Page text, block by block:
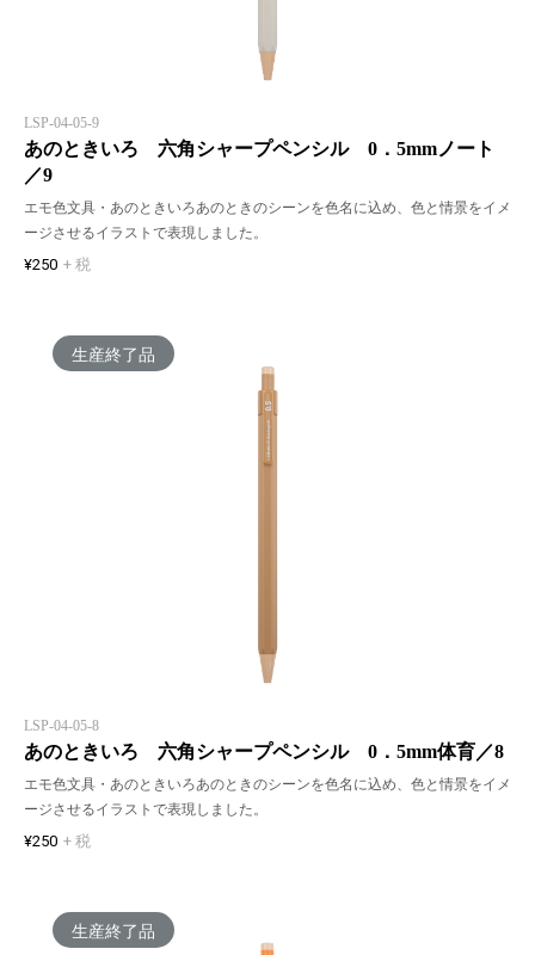
LSP-04-05-9
あのときいろ 六角シャープペンシル 0．5mmノート
／9
エモ色文具・あのときいろあのときのシーンを色名に込め、色と情景をイメ
ージさせるイラストで表現しました。
¥250 + 税
生産終了品
LSP-04-05-8
あのときいろ 六角シャープペンシル 0．5mm体育／8
エモ色文具・あのときいろあのときのシーンを色名に込め、色と情景をイメ
ージさせるイラストで表現しました。
¥250 + 税
生産終了品